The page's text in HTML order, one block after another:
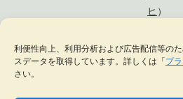
利便性向上、利用分析および広告配信等の
スデータを取得しています。詳しくは「 プ
さい。
ヒ ）
私達は、地方創生SDGs官民連携プラッ
私達は、（一社）日本ジュエリー協会 の正会